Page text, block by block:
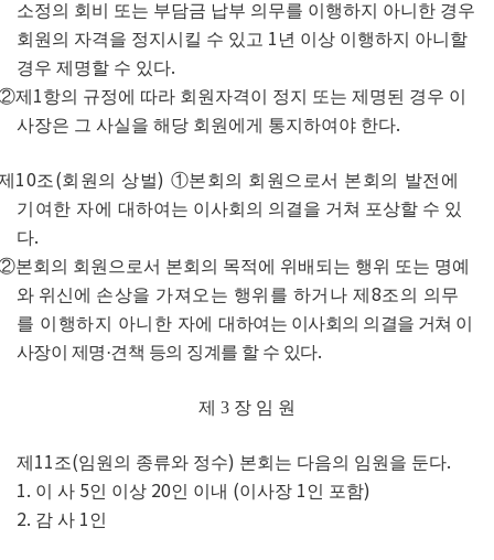
소정의 회비 또는 부담금 납부 의무를 이행하지 아니한 경우
회원의 자격을 정지시킬 수 있고 1 년 이상 이행하지 아니할
경우 제명할 수 있다.
제 1항의 규정에 따라 회원자격이 정지 또는 제명된 경우 이
사장은 그 사실을 해당 회원에게 통지하여야 한다.
10조(회원의 상벌) ①본회의 회원으로서 본회의 발전에
기여한 자에 대하여는 이사회의 의결을 거쳐 포상할 수 있
다.
본회의 회원으로서 본회의 목적에 위배되는 행위 또는 명예
와 위신에 손상을 가져오는 행위를 하거나 제 8조의 의무
를 이행하지 아니한 자에대하여는 이사회의 의결을 거쳐 이
사장이 제명·견책 등의 징계를 할 수 있다.
제 3 장 임 원
제 11조(임원의 종류와 정수) 본회는 다음의 임원을 둔다.
1. 이 사 5인 이상 20인 이내 (이사장 1인 포함)
2. 감 사 1인